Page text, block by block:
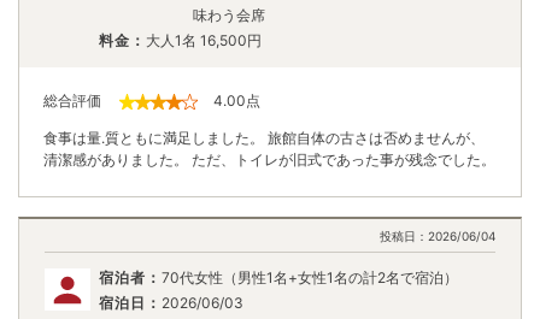
味わう会席
料金： 大人1名 16,500円
総合評価 4.00点
食事は量.質ともに満足しました。 旅館自体の古さは否めませんが、
清潔感がありました。 ただ、トイレが旧式であった事が残念でした。
投稿日： 2026/06/04
宿泊者： 70代女性（男性1名+女性1名の計2名で宿泊）
宿泊日： 2026/06/03